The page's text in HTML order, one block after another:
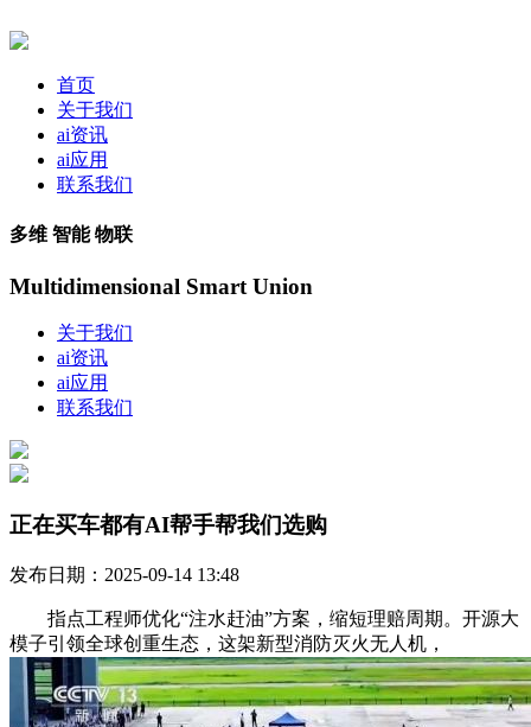
首页
关于我们
ai资讯
ai应用
联系我们
多维 智能 物联
Multidimensional Smart Union
关于我们
ai资讯
ai应用
联系我们
正在买车都有AI帮手帮我们选购
发布日期：2025-09-14 13:48
指点工程师优化“注水赶油”方案，缩短理赔周期。开源大
模子引领全球创重生态，这架新型消防灭火无人机，